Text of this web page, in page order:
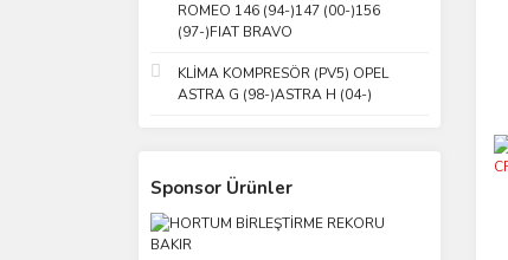
ROMEO 146 (94-)147 (00-)156
(97-)FIAT BRAVO
KLİMA KOMPRESÖR (PV5) OPEL
ASTRA G (98-)ASTRA H (04-)
Sponsor Ürünler